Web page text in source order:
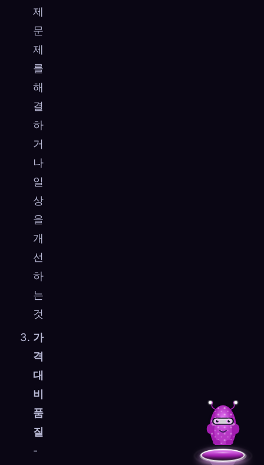
제
문
제
를
해
결
하
거
나
일
상
을
개
선
하
는
것
가
격
대
비
품
질
-